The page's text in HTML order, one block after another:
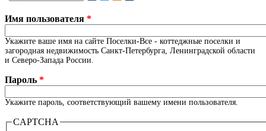
Имя пользователя *
Укажите ваше имя на сайте Поселки-Все - коттеджные поселки и
загородная недвижимость Санкт-Петербурга, Ленинградской области
и Северо-Запада России.
Пароль *
Укажите пароль, соответствующий вашему имени пользователя.
CAPTCHA